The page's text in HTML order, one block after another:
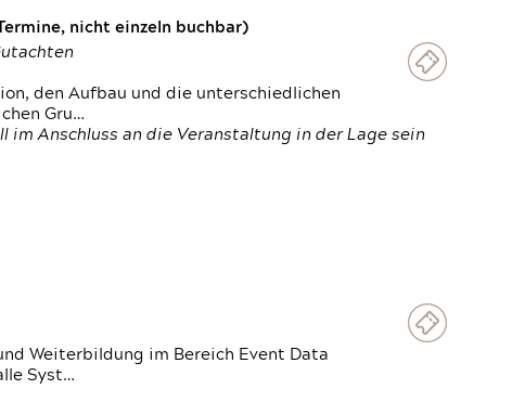
nicht einzeln buchbar)
den Aufbau und die unterschiedlichen
Gru…
im Anschluss an die Veranstaltung in der Lage sein
Weiterbildung im Bereich Event Data
Syst…